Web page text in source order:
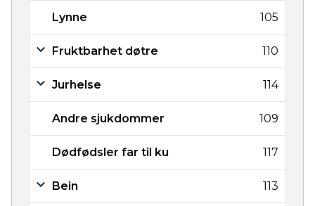
Lynne 105
Fruktbarhet døtre 110
Jurhelse 114
Andre sjukdommer 109
Dødfødsler far til ku 117
Bein 113